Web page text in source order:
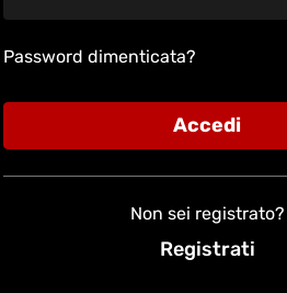
Password dimenticata?
Accedi
Non sei registrato?
Registrati